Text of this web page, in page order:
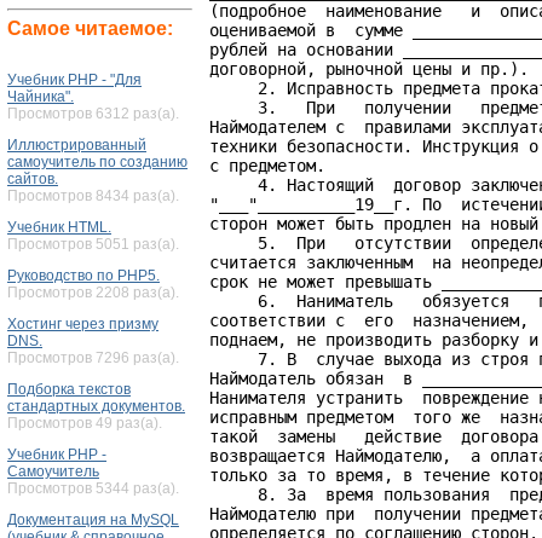
Самое читаемое:
Учебник PHP - "Для
Чайника".
Просмотров 6312 раз(а).
Иллюстрированный
самоучитель по созданию
сайтов.
Просмотров 8434 раз(а).
Учебник HTML.
Просмотров 5051 раз(а).
Руководство по PHP5.
Просмотров 2208 раз(а).
Хостинг через призму
DNS.
Просмотров 7296 раз(а).
Подборка текстов
стандартных документов.
Просмотров 49 раз(а).
Учебник PHP -
Самоучитель
Просмотров 5344 раз(а).
Документация на MySQL
(подробное  наименование   и
оцениваемой в  сумме
рублей на основании
договорной, рыночной цены и пр.).
2. Исправность предмета
3.   При   получении
Наймодателем с  правилами
техники безопасности. Инструкция
с предметом.
4. Настоящий  договор
"___"__________19__г. По
сторон может быть продлен на
5.  При   отсутствии
считается заключенным  на
срок не может превышать
6.  Наниматель   обязуется
соответствии с  его
поднаем, не производить разборку
7. В  случае выхода из строя
Наймодатель обязан  в
Нанимателя устранить
исправным предметом  того же
такой  замены   действие
возвращается Наймодателю,  а
только за то время, в течение
8. За  время пользования
Наймодателю при  получении
определяется по соглашению сторон.